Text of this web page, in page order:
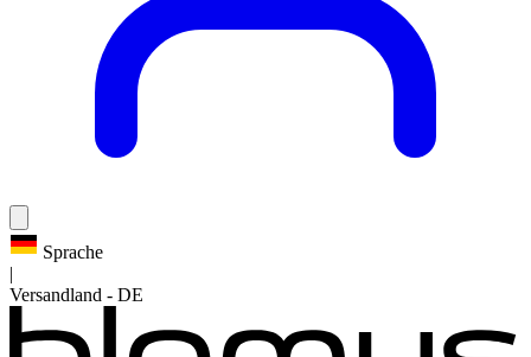
Sprache
|
Versandland - DE